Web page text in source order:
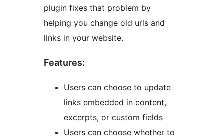
plugin fixes that problem by
helping you change old urls and
links in your website.
Features:
Users can choose to update
links embedded in content,
excerpts, or custom fields
Users can choose whether to